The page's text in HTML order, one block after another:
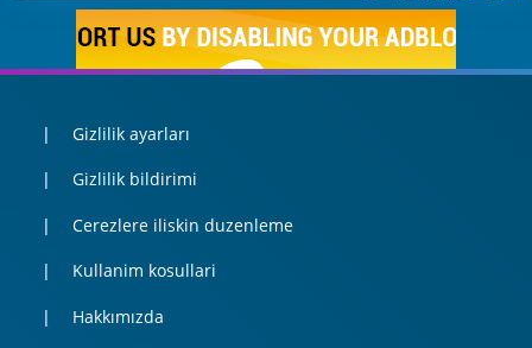
Gizlilik ayarları
Gizlilik bildirimi
Cerezlere iliskin duzenleme
Kullanim kosullari
Hakkımızda